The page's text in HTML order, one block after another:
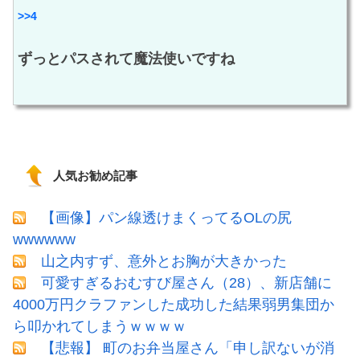
>>4
ずっとパスされて魔法使いですね
人気お勧め記事
【画像】パン線透けまくってるOLの尻
wwwwww
山之内すず、意外とお胸が大きかった
可愛すぎるおむすび屋さん（28）、新店舗に
4000万円クラファンした成功した結果弱男集団か
ら叩かれてしまうｗｗｗｗ
【悲報】 町のお弁当屋さん「申し訳ないが消